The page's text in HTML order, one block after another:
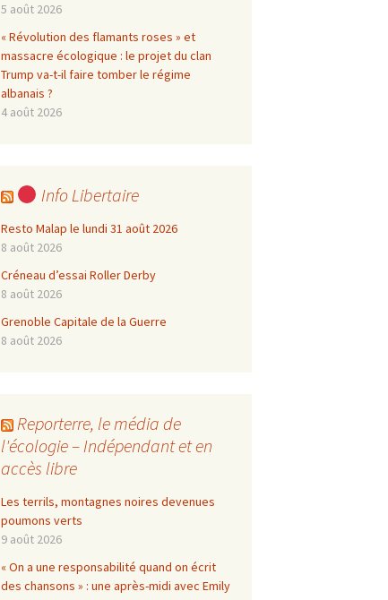
5 août 2026
« Révolution des flamants roses » et
massacre écologique : le projet du clan
Trump va-t-il faire tomber le régime
albanais ?
4 août 2026
Info Libertaire
Resto Malap le lundi 31 août 2026
8 août 2026
Créneau d’essai Roller Derby
8 août 2026
Grenoble Capitale de la Guerre
8 août 2026
Reporterre, le média de
l'écologie – Indépendant et en
accès libre
Les terrils, montagnes noires devenues
poumons verts
9 août 2026
« On a une responsabilité quand on écrit
des chansons » : une après-midi avec Emily